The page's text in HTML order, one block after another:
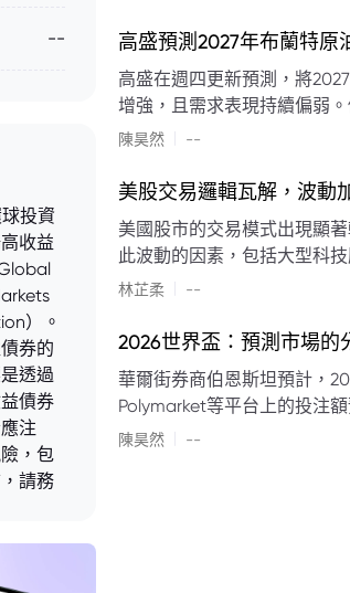
--
球投資
收益
）。
券的
透過
債券
注
，包
請務
高盛預測2027年布蘭特原
高盛在週四更新預測，將
增強，且需求表現持續偏弱
蘭特原油均價為每桶90美元
其影響低於預期，二季度的
口受阻持續，2026年底油價
若供應快速恢復且需求進一
美元。
陳昊然 --
美股交易邏輯瓦解，波動
美國股市的交易模式出現顯
此波動的因素，包括大型科
矛盾信號。專家意見顯示，
點：** * **交易邏輯轉變：** 順勢做多的市場邏輯已瓦解，市場走向變得難以預測。 * **科技股信心減弱：**
現顯著的單日反轉幅度，整體市場穩定性大幅下降。 * **
縮貨幣政策預期升溫之間形成拉扯，加劇市場不確
切換，投資者意見分歧程度處於極高水平。 * **聚焦聯準會：** 聯準會
林芷柔 --
2026世界盃：預測市場
華爾街券商伯恩斯坦預計，
Polymarket等平台上的投注
道、西班牙語轉播權以及對
陳昊然 --